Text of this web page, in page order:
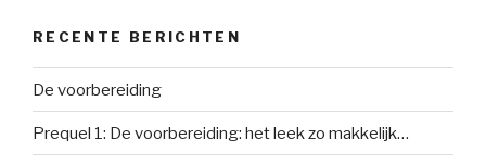
RECENTE BERICHTEN
De voorbereiding
Prequel 1: De voorbereiding: het leek zo makkelijk…